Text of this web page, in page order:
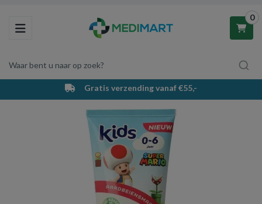
Toggle navigation
Waar bent u naar op zoek?
0
Winkelwagen
Uw winkelwagen is leeg.
Vul hem met producten.
Gratis verzending vanaf €55,-